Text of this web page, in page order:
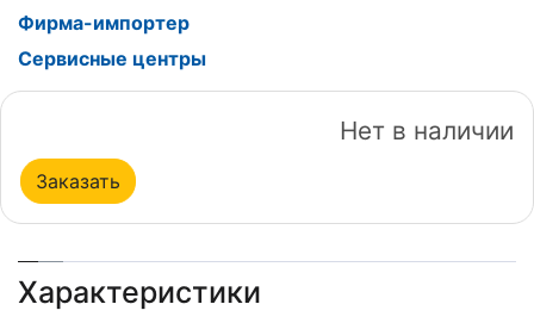
Фирма-импортер
Сервисные центры
Нет в наличии
Заказать
Характеристики